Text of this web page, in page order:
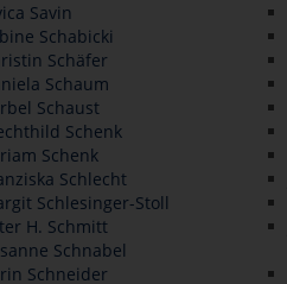
Savin
Schabicki
Schäfer
Schaum
Schaust
Schenk
Schenk
Schlecht
Schlesinger-Stoll
H. Schmitt
Schnabel
Schneider